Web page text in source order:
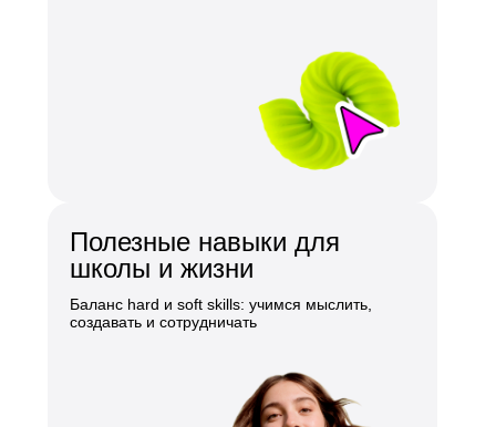
Полезные навыки для
школы и жизни
Баланс hard и soft skills: учимся мыслить,
создавать и сотрудничать